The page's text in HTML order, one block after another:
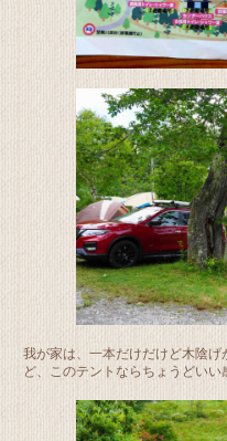
我が家は、一本だけだけど木陰
ど、このテントならちょうどいい